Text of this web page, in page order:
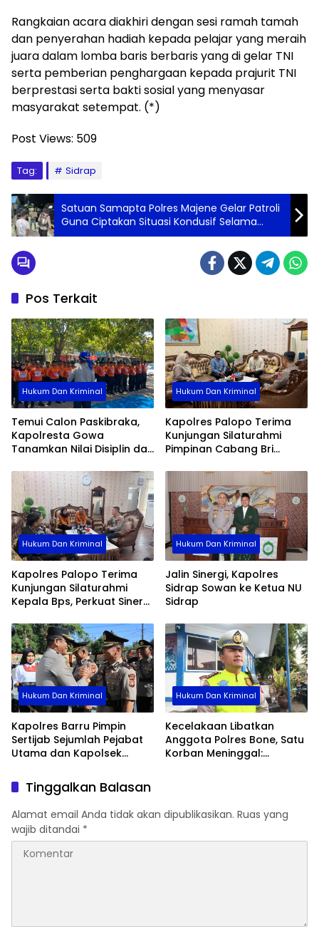
Rangkaian acara diakhiri dengan sesi ramah tamah
dan penyerahan hadiah kepada pelajar yang meraih
juara dalam lomba baris berbaris yang di gelar TNI
serta pemberian penghargaan kepada prajurit TNI
berprestasi serta bakti sosial yang menyasar
masyarakat setempat. (*)
Post Views: 509
Tag: Sidrap
Satuan Samapta Polres Majene Gelar Patroli
Guna Ciptakan Situasi Kondusif Selama
Tahapan Pilkada 2024
Pos Terkait
Hukum Dan Kriminal
Temui Calon Paskibraka,
Kapolresta Gowa
Tanamkan Nilai Disiplin dan
Hukum Dan Kriminal
Kapolres Palopo Terima
Kunjungan Silaturahmi
Pimpinan Cabang Bri
Hukum Dan Kriminal
Kapolres Palopo Terima
Kunjungan Silaturahmi
Kepala Bps, Perkuat Sinergi
Hukum Dan Kriminal
Jalin Sinergi, Kapolres
Sidrap Sowan ke Ketua NU
Sidrap
Hukum Dan Kriminal
Kapolres Barru Pimpin
Sertijab Sejumlah Pejabat
Utama dan Kapolsek
Organisasi
Hukum Dan Kriminal
Kecelakaan Libatkan
Anggota Polres Bone, Satu
Korban Meninggal:
Tinggalkan Balasan
Alamat email Anda tidak akan dipublikasikan. Ruas yang
wajib ditandai *